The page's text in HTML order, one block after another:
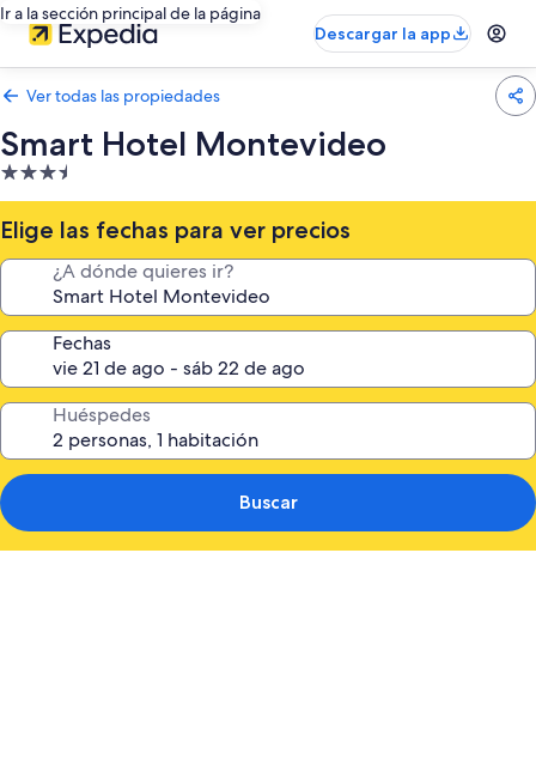
Ir a la sección principal de la página
Descargar la app
Ver todas las propiedades
Smart Hotel Montevideo
Propiedad
de
3.5
estrellas
Elige las fechas para ver precios
¿A dónde quieres ir?
Fechas
Huéspedes
Buscar